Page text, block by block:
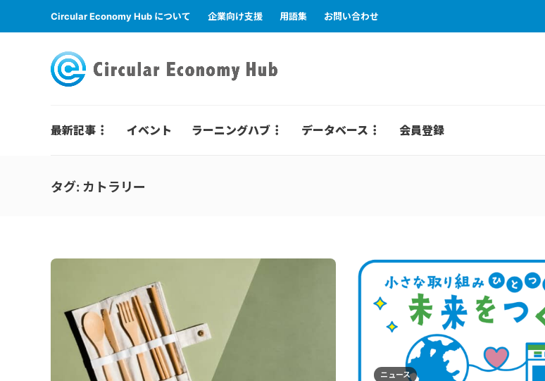
Circular Economy Hub について 企業向け支援 用語集 お問い合わせ
最新記事 イベント ラーニングハブ データベース 会員登録
タグ: カトラリー
ニュース